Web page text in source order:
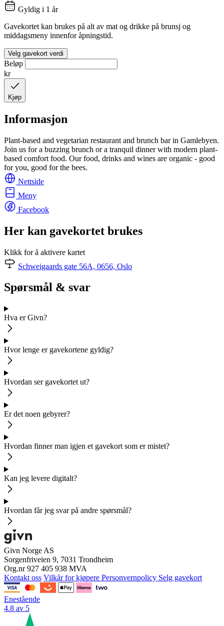
Gyldig i 1 år
Gavekortet kan brukes på alt av mat og drikke på brunsj og
middagsmeny innenfor åpningstid.
Velg gavekort verdi
Beløp
kr
Kjøp
Informasjon
Plant-based and vegetarian restaurant and brunch bar in Gamlebyen.
Join us for a buzzing brunch or a tranquil dinner with modern plant-
based comfort food. Our food, drinks and wines are organic - good
for you, good for the bees.
Nettside
Meny
Facebook
Her kan gavekortet brukes
Klikk for å aktivere kartet
Schweigaards gate 56A, 0656, Oslo
Spørsmål & svar
Hva er Givn?
Hvor lenge er gavekortene gyldig?
Hvordan ser gavekortet ut?
Er det noen gebyrer?
Hvordan finner man igjen et gavekort som er mistet?
Kan jeg levere digitalt?
Hvordan får jeg svar på andre spørsmål?
Givn Norge AS
Sorgenfriveien 9, 7031 Trondheim
Org.nr 927 405 938 MVA
Kontakt oss Vilkår for kjøpere Personvernpolicy Selg gavekort
Enestående
4.8 av 5